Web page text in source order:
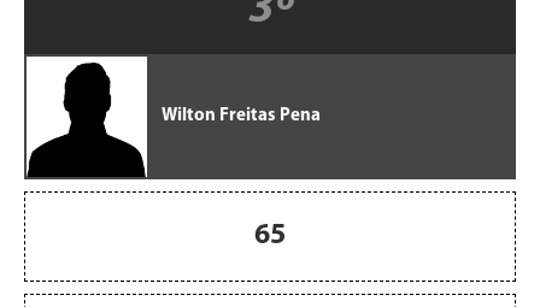
3º
Wilton Freitas Pena
65